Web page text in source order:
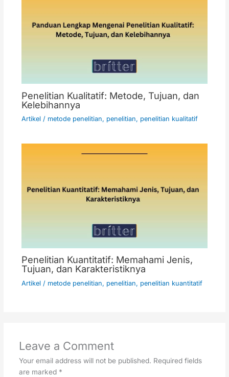
Penelitian Kualitatif: Metode, Tujuan, dan
Kelebihannya
Artikel / metode penelitian, penelitian, penelitian kualitatif
Penelitian Kuantitatif: Memahami Jenis,
Tujuan, dan Karakteristiknya
Artikel/ metode penelitian, penelitian, penelitian kuantitatif
Leave a Comment
Your email address will not be published. Required fields
are marked *